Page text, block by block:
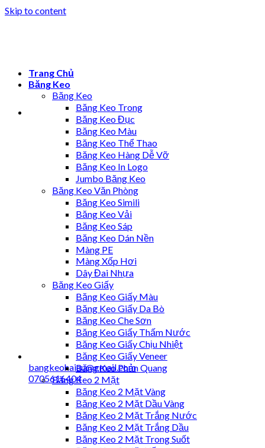
Skip to content
bangkeohaiau@gmail.com
0705616404
Trang Chủ
Băng Keo
Băng Keo
Băng Keo Trong
Băng Keo Đục
Băng Keo Màu
Băng Keo Thể Thao
Băng Keo Hàng Dễ Vỡ
Băng Keo In Logo
Jumbo Băng Keo
Băng Keo Văn Phòng
Băng Keo Simili
Băng Keo Vải
Băng Keo Sáp
Băng Keo Dán Nền
Màng PE
Màng Xốp Hơi
Dây Đai Nhựa
Băng Keo Giấy
Băng Keo Giấy Màu
Băng Keo Giấy Da Bò
Băng Keo Che Sơn
Băng Keo Giấy Thấm Nước
Băng Keo Giấy Chịu Nhiệt
Băng Keo Giấy Veneer
Băng Keo Phản Quang
Băng Keo 2 Mặt
Băng Keo 2 Mặt Vàng
Băng Keo 2 Mặt Dầu Vàng
Băng Keo 2 Mặt Trắng Nước
Băng Keo 2 Mặt Trắng Dầu
Băng Keo 2 Mặt Trong Suốt